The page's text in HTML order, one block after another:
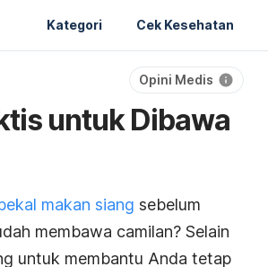
Kategori Cek Kesehatan
Opini Medis
untuk Dibawa
makan siang sebelum
membawa camilan? Selain
untuk membantu Anda tetap